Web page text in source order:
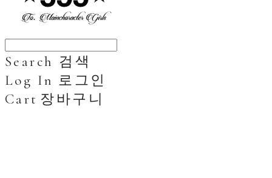
Search 검색
Log In 로그인
Cart 장바구니